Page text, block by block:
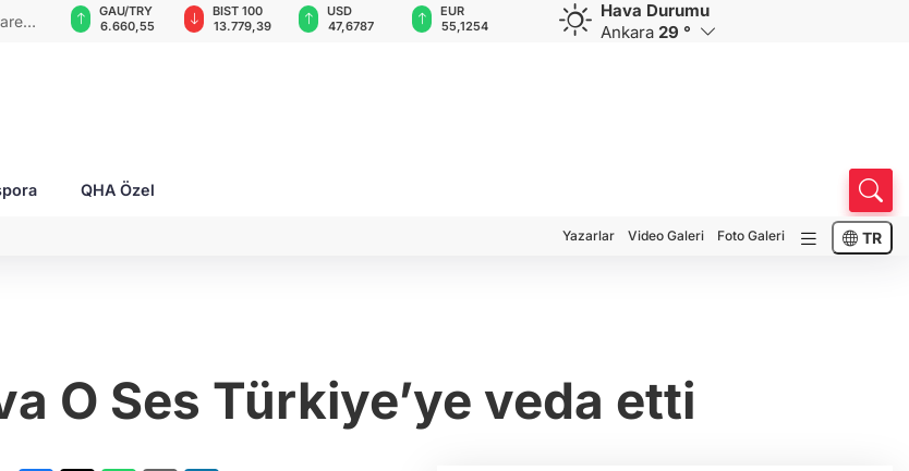
BIST 100
13.779,39
USD
47,6787
EUR
55,1254
GBP
64,3468
CHF
59,0083
CAD
34,1883
Hava Durumu
Ankara 29 °
QHA Özel
Yazarlar Video Galeri Foto Galeri TR
O Ses Türkiye’ye veda etti